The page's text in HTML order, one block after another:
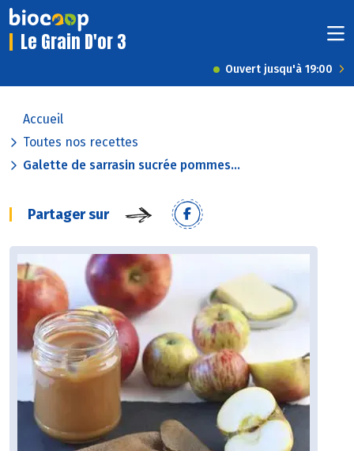
Le Grain D'or 3
Ouvert jusqu'à 19:00
Accueil
Toutes nos recettes
Galette de sarrasin sucrée pommes...
Partager sur